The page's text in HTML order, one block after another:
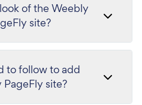
of the Weebly
site?
to follow to add
site?